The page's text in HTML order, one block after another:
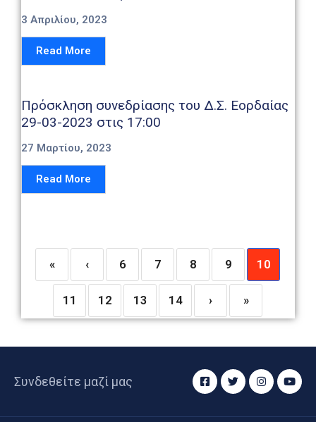
3 Απριλίου, 2023
Read More
Πρόσκληση συνεδρίασης του Δ.Σ. Εορδαίας
29-03-2023 στις 17:00
27 Μαρτίου, 2023
Read More
« ‹ 6 7 8 9 10
11 12 13 14 › »
Συνδεθείτε μαζί μας